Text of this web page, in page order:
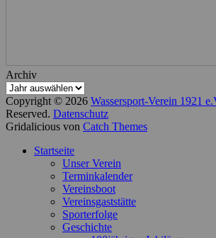
Archiv
Copyright © 2026 Wassersport-Verein 1921
Reserved. Datenschutz
Gridalicious von Catch Themes
oben
Startseite
Unser Verein
Terminkalender
Vereinsboot
Vereinsgaststätte
Sporterfolge
Geschichte